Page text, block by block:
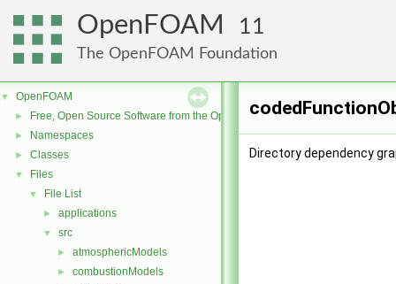
OpenFOAM 11
The OpenFOAM Foundation
▼ OpenFOAM
► Free, Open Source Software from the OpenFOAM Foundation
► Namespaces
► Classes
▼ Files
▼ File List
► applications
▼ src
► atmosphericModels
► combustionModels
Directory dependency